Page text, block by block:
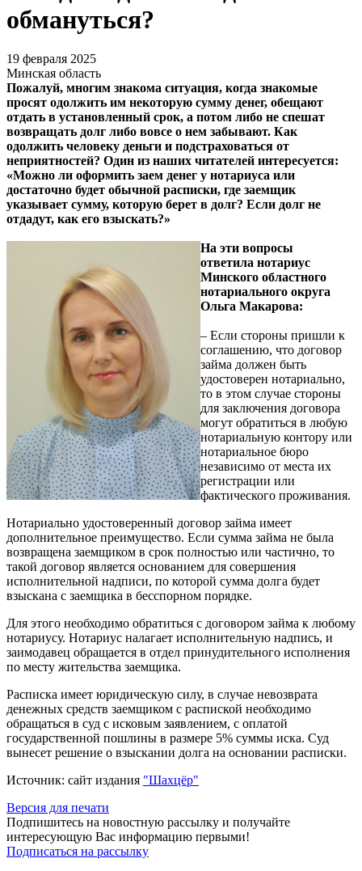
обмануться?
19 февраля 2025
Минская область
Пожалуй, многим знакома ситуация, когда знакомые
просят одолжить им некоторую сумму денег, обещают
отдать в установленный срок, а потом либо не спешат
возвращать долг либо вовсе о нем забывают. Как
одолжить человеку деньги и подстраховаться от
неприятностей? Один из наших читателей интересуется:
«Можно ли оформить заем денег у нотариуса или
достаточно будет обычной расписки, где заемщик
указывает сумму, которую берет в долг? Если долг не
отдадут, как его взыскать?»
На эти вопросы
ответила нотариус
Минского областного
нотариального округа
Ольга Макарова:
– Если стороны пришли к
соглашению, что договор
займа должен быть
удостоверен нотариально,
то в этом случае стороны
для заключения договора
могут обратиться в любую
нотариальную контору или
нотариальное бюро
независимо от места их
регистрации или
фактического проживания.
Нотариально удостоверенный договор займа имеет
дополнительное преимущество. Если сумма займа не была
возвращена заемщиком в срок полностью или частично, то
такой договор является основанием для совершения
исполнительной надписи, по которой сумма долга будет
взыскана с заемщика в бесспорном порядке.
Для этого необходимо обратиться с договором займа к любому
нотариусу. Нотариус налагает исполнительную надпись, и
заимодавец обращается в отдел принудительного исполнения
по месту жительства заемщика.
Расписка имеет юридическую силу, в случае невозврата
денежных средств заемщиком с распиской необходимо
обращаться в суд с исковым заявлением, с оплатой
государственной пошлины в размере 5% суммы иска. Суд
вынесет решение о взыскании долга на основании расписки.
Источник: сайт издания "Шахцёр"
Версия для печати
Подпишитесь на новостную рассылку и получайте
интересующую Вас информацию первыми!
Подписаться на рассылку